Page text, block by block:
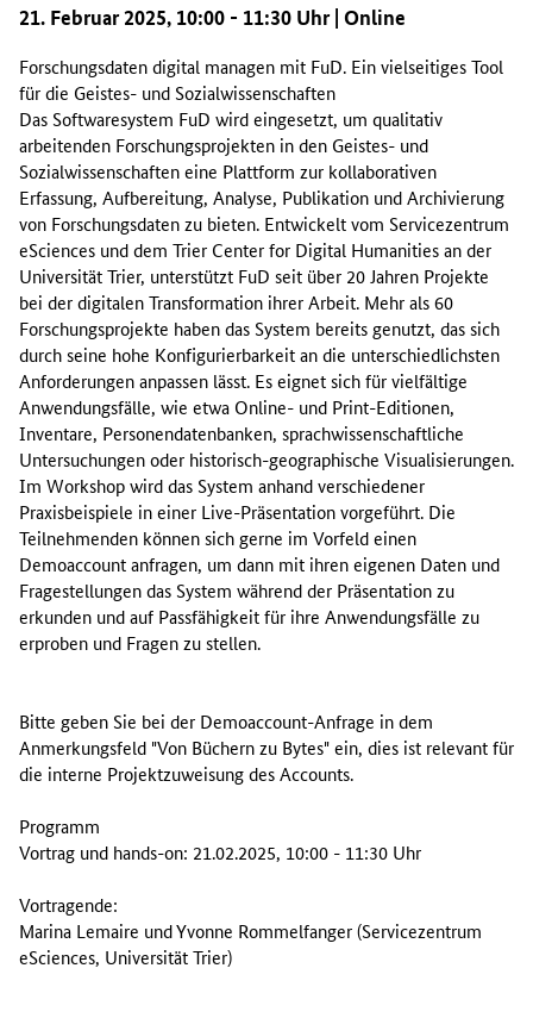
21. Februar 2025, 10:00 - 11:30 Uhr | Online
Forschungsdaten digital managen mit FuD. Ein vielseitiges Tool
für die Geistes- und Sozialwissenschaften
Das Softwaresystem FuD wird eingesetzt, um qualitativ
arbeitenden Forschungsprojekten in den Geistes- und
Sozialwissenschaften eine Plattform zur kollaborativen
Erfassung, Aufbereitung, Analyse, Publikation und Archivierung
von Forschungsdaten zu bieten. Entwickelt vom Servicezentrum
eSciences und dem Trier Center for Digital Humanities an der
Universität Trier, unterstützt FuD seit über 20 Jahren Projekte
bei der digitalen Transformation ihrer Arbeit. Mehr als 60
Forschungsprojekte haben das System bereits genutzt, das sich
durch seine hohe Konfigurierbarkeit an die unterschiedlichsten
Anforderungen anpassen lässt. Es eignet sich für vielfältige
Anwendungsfälle, wie etwa Online- und Print-Editionen,
Inventare, Personendatenbanken, sprachwissenschaftliche
Untersuchungen oder historisch-geographische Visualisierungen.
Im Workshop wird das System anhand verschiedener
Praxisbeispiele in einer Live-Präsentation vorgeführt. Die
Teilnehmenden können sich gerne im Vorfeld einen
Demoaccount anfragen, um dann mit ihren eigenen Daten und
Fragestellungen das System während der Präsentation zu
erkunden und auf Passfähigkeit für ihre Anwendungsfälle zu
erproben und Fragen zu stellen.
Bitte geben Sie bei der Demoaccount-Anfrage in dem
Anmerkungsfeld "Von Büchern zu Bytes" ein, dies ist relevant für
die interne Projektzuweisung des Accounts.
Programm
Vortrag und hands-on: 21.02.2025, 10:00 - 11:30 Uhr
Vortragende:
Marina Lemaire und Yvonne Rommelfanger (Servicezentrum
eSciences, Universität Trier)